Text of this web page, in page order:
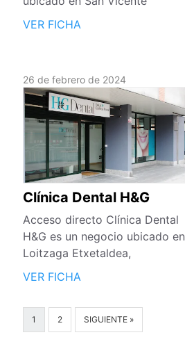
VER FICHA
26 de febrero de 2024
Clínica Dental H&G
Acceso directo Clínica Dental
H&G es un negocio ubicado en
Loitzaga Etxetaldea,
VER FICHA
1 2 SIGUIENTE »